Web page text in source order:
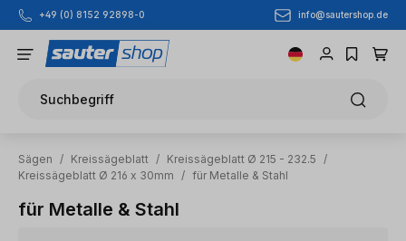
Zum Hauptinhalt springen
+49 (0) 8152 92898-0 info@sautershop.de
Suchbegriff
Sägen / Kreissägeblatt / Kreissägeblatt Ø 215 - 232.5
/
Kreissägeblatt Ø 216 x 30mm
/ für Metalle & Stahl
für Metalle & Stahl